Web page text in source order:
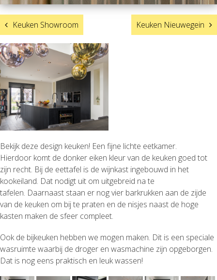
POST
NAVIGATION
Keuken Showroom Keuken Nieuwegein
Bekijk deze design keuken! Een fijne lichte eetkamer.
Hierdoor komt de donker eiken kleur van de keuken goed tot
zijn recht. Bij de eettafel is de wijnkast ingebouwd in het
kookeiland. Dat nodigt uit om uitgebreid na te
tafelen. Daarnaast staan er nog vier barkrukken aan de zijde
van de keuken om bij te praten en de nisjes naast de hoge
kasten maken de sfeer compleet.
Ook de bijkeuken hebben we mogen maken. Dit is een speciale
wasruimte waarbij de droger en wasmachine zijn opgeborgen.
Dat is nog eens praktisch en leuk wassen!